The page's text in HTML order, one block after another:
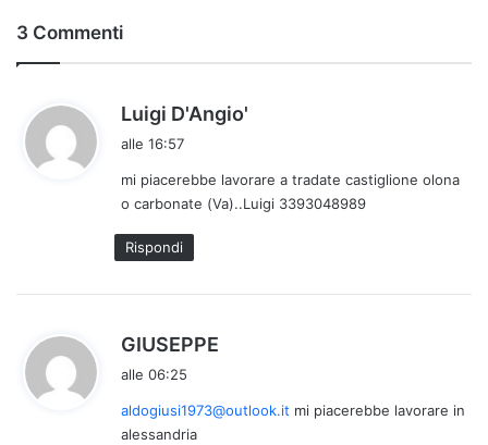
3 Commenti
Luigi D'Angio'
e
t
alle 16:57
mi piacerebbe lavorare a tradate castiglione olona
o carbonate (Va)..Luigi 3393048989
Rispondi
GIUSEPPE
e
alle 06:25
aldogiusi1973@outlook.it mi piacerebbe lavorare in
alessandria